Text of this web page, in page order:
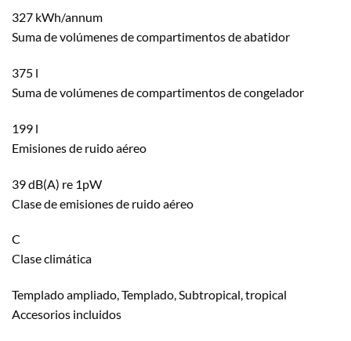
327 kWh/annum
Suma de volúmenes de compartimentos de abatidor
375 l
Suma de volúmenes de compartimentos de congelador
199 l
Emisiones de ruido aéreo
39 dB(A) re 1pW
Clase de emisiones de ruido aéreo
C
Clase climática
Templado ampliado, Templado, Subtropical, tropical
Accesorios incluidos